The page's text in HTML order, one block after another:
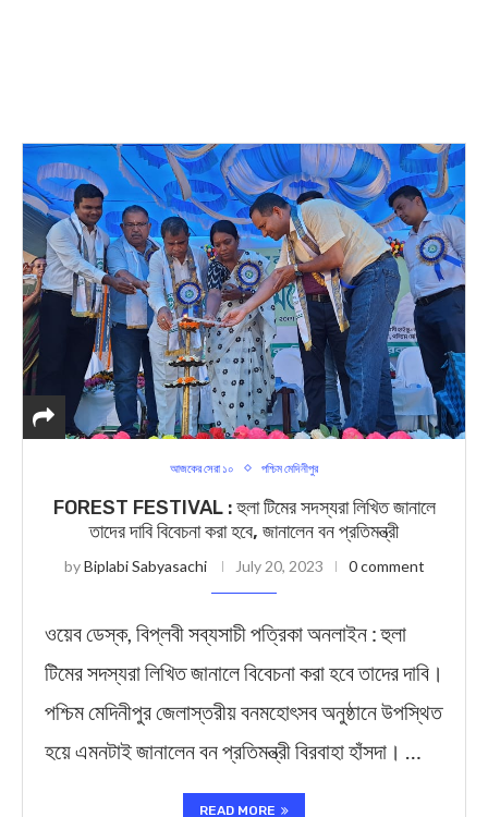
আজকের সেরা ১০ পশ্চিম মেদিনীপুর
FOREST FESTIVAL : হুলা টিমের সদস্যরা লিখিত জানালে
তাদের দাবি বিবেচনা করা হবে, জানালেন বন প্রতিমন্ত্রী
byBiplabi Sabyasachi July 20, 2023 0 comment
ওয়েব ডেস্ক, বিপ্লবী সব্যসাচী পত্রিকা অনলাইন : হুলা
টিমের সদস্যরা লিখিত জানালে বিবেচনা করা হবে তাদের দাবি।
পশ্চিম মেদিনীপুর জেলাস্তরীয় বনমহোৎসব অনুষ্ঠানে উপস্থিত
হয়ে এমনটাই জানালেন বন প্রতিমন্ত্রী বিরবাহা হাঁসদা। …
READ MORE